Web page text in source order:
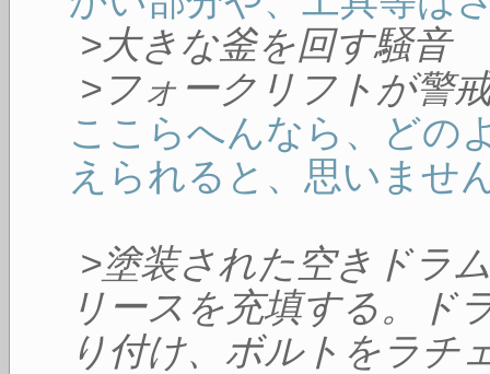
>大きな釜を回す騒音
>フォークリフトが警
ここらへんなら、どの
えられると、思いませ
>塗装された空きドラ
リースを充填する。ド
り付け、ボルトをラチ